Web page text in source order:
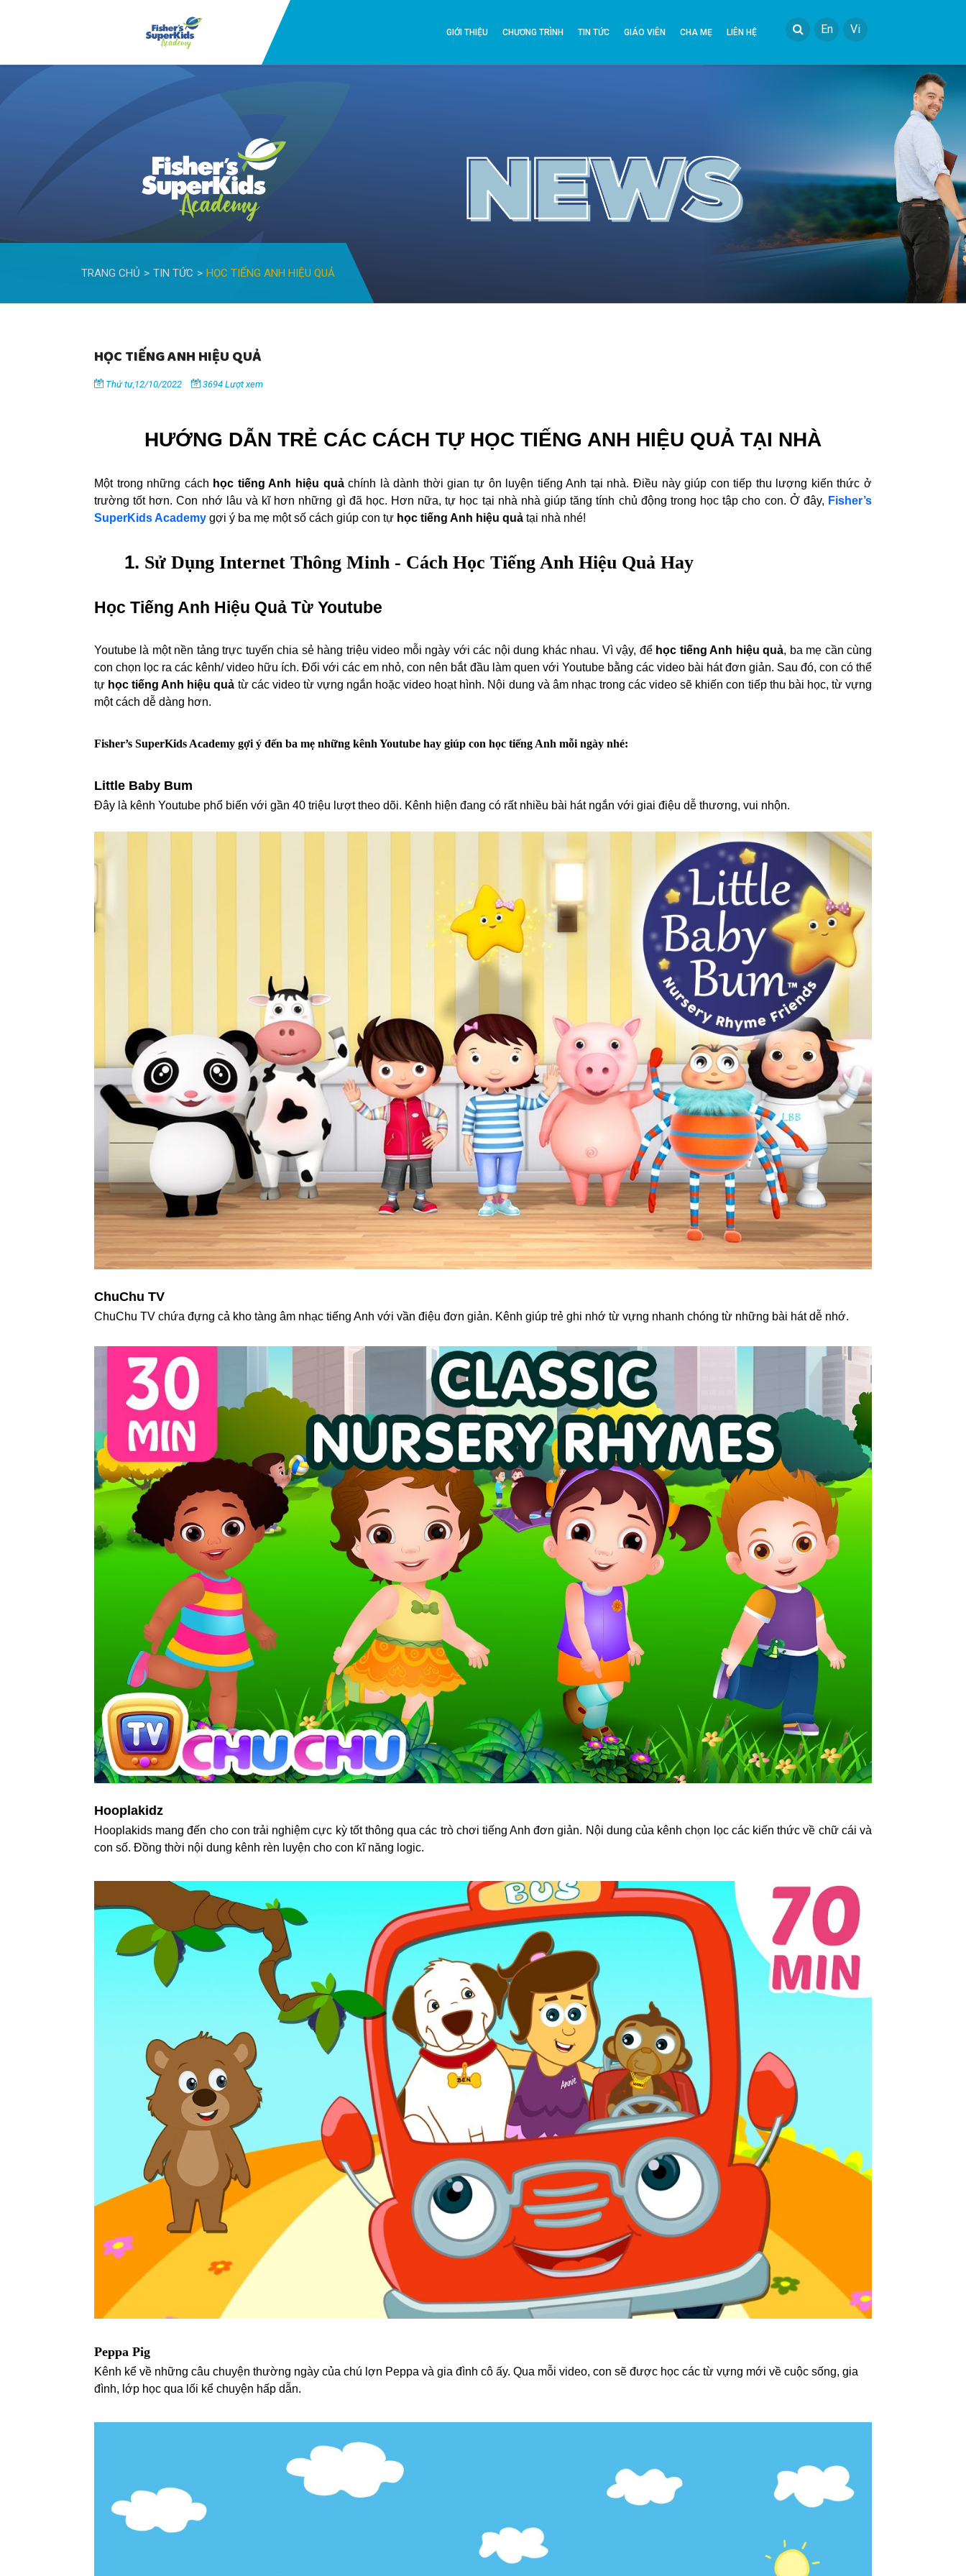
GIỚI THIỆU CHƯƠNG TRÌNH TIN TỨC GIÁO VIÊN CHA MẸ LIÊN HỆ En Vi
TRANG CHỦ TIN TỨC HỌC TIẾNG ANH HIỆU QUẢ
HỌC TIẾNG ANH HIỆU QUẢ
Thứ tư,12/10/2022 3694 Lượt xem
HƯỚNG DẪN TRẺ CÁC CÁCH TỰ HỌC TIẾNG ANH HIỆU QUẢ TẠI NHÀ
Một trong những cách học tiếng Anh hiệu quảchính là dành thời gian tự ôn luyện tiếng Anh tại nhà. Điều này giúp con tiếp thu lượng kiến thức ở
trường tốt hơn. Con nhớ lâu và kĩ hơn những gì đã học. Hơn nữa, tự học tại nhà nhà giúp tăng tính chủ động trong học tập cho con. Ở đây, Fisher’s
SuperKids Academygợi ý ba mẹ một số cách giúp con tự học tiếng Anh hiệu quảtại nhà nhé!
1. Sử Dụng Internet Thông Minh - Cách Học Tiếng Anh Hiệu Quả Hay
Học Tiếng Anh Hiệu Quả Từ Youtube
Youtube là một nền tảng trực tuyến chia sẻ hàng triệu video mỗi ngày với các nội dung khác nhau. Vì vậy, để học tiếng Anh hiệu quả, ba mẹ cần cùng
con chọn lọc ra các kênh/ video hữu ích. Đối với các em nhỏ, con nên bắt đầu làm quen với Youtube bằng các video bài hát đơn giản. Sau đó, con có thể
tựhọc tiếng Anh hiệu quả từ các video từ vựng ngắn hoặc video hoạt hình. Nội dung và âm nhạc trong các video sẽ khiến con tiếp thu bài học, từ vựng
một cách dễ dàng hơn.
Fisher’s SuperKids Academy gợi ý đến ba mẹ những kênh Youtube hay giúp con học tiếng Anh mỗi ngày nhé:
Little Baby Bum
Đây là kênh Youtube phổ biến với gần 40 triệu lượt theo dõi. Kênh hiện đang có rất nhiều bài hát ngắn với giai điệu dễ thương, vui nhộn.
ChuChu TV
ChuChu TV chứa đựng cả kho tàng âm nhạc tiếng Anh với vần điệu đơn giản. Kênh giúp trẻ ghi nhớ từ vựng nhanh chóng từ những bài hát dễ nhớ.
Hooplakidz
Hooplakids mang đến cho con trải nghiệm cực kỳ tốt thông qua các trò chơi tiếng Anh đơn giản. Nội dung của kênh chọn lọc các kiến thức về chữ cái và
con số. Đồng thời nội dung kênh rèn luyện cho con kĩ năng logic.
Peppa Pig
Kênh kể về những câu chuyện thường ngày của chú lợn Peppa và gia đình cô ấy. Qua mỗi video, con sẽ được học các từ vựng mới về cuộc sống, gia
đình, lớp học qua lối kể chuyện hấp dẫn.